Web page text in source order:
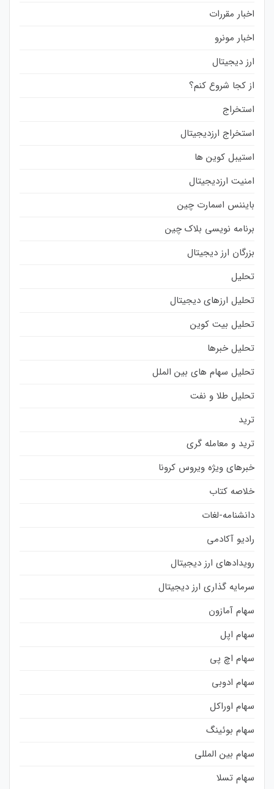
اخبار مقررات
اخبار مونرو
ارز دیجیتال
از کجا شروع کنم؟
استخراج
استخراج ارزدیجیتال
استیبل کوین ها
امنیت ارزدیجیتال
بایننس اسمارت چین
برنامه نویسی بلاک چین
بزرگان ارز دیجیتال
تحلیل
تحلیل ارزهای دیجیتال
تحلیل بیت کوین
تحلیل خبرها
تحلیل سهام های بین الملل
تحلیل طلا و نفت
ترید
ترید و معامله گری
خبرهای ویژه ویروس کرونا
خلاصه کتاب
دانشنامه-لغات
رادیو آکادمی
رویدادهای ارز دیجیتال
سرمایه گذاری ارز دیجیتال
سهام آمازون
سهام اپل
سهام اچ پی
سهام ادوبی
سهام اوراکل
سهام بوئینگ
سهام بین المللی
سهام تسلا